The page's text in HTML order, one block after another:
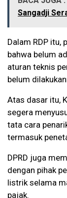
Sangadji
Dalam RDP itu,
bahwa belum
aturan teknis
belum
Atas dasar itu,
segera
tata cara
termasuk
DPRD juga
dengan pihak
listrik selama
pajak.